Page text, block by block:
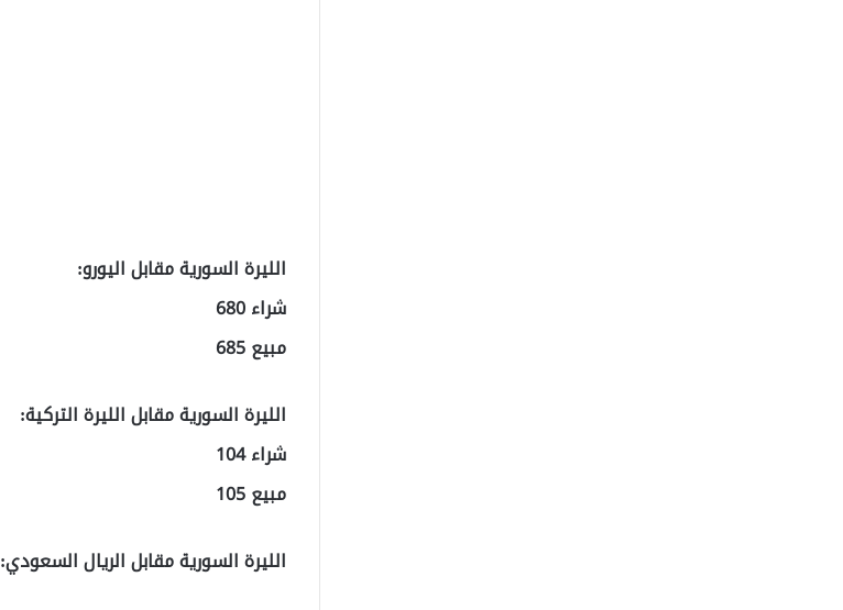
الليرة السورية مقابل اليورو:
شراء 680
مبيع 685
الليرة السورية مقابل الليرة التركية:
شراء 104
مبيع 105
الليرة السورية مقابل الريال السعودي: